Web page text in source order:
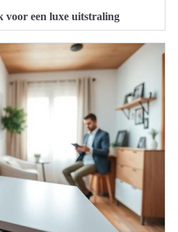
voor een luxe uitstraling